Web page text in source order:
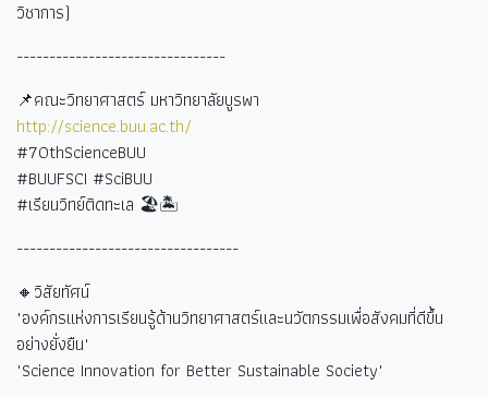
วิชาการ)
--------------------------------
📌คณะวิทยาศาสตร์ มหาวิทยาลัยบูรพา
http://science.buu.ac.th/
#70thScienceBUU
#BUUFSCI #SciBUU
#เรียนวิทย์ติดทะเล 🏖🏝
----------------------------------
🔸วิสัยทัศน์
"องค์กรแห่งการเรียนรู้ด้านวิทยาศาสตร์และนวัตกรรมเพื่อสังคมที่ดีขึ้น
อย่างยั่งยืน"
"Science Innovation for Better Sustainable Society"